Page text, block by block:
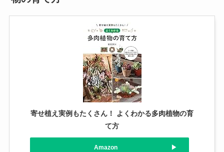
寄せ植え実例もたくさん！ よくわかる多肉植物の育
て方
Amazon